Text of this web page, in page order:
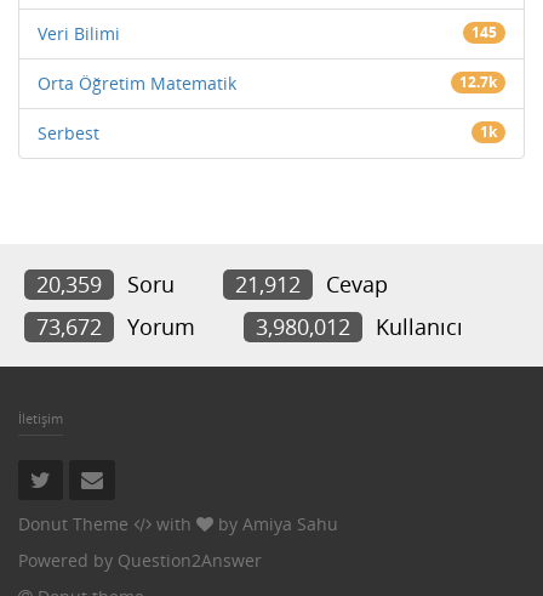
Veri Bilimi 145
Orta Öğretim Matematik 12.7k
Serbest 1k
20,359 Soru 21,912
Cevap
73,672
Yorum 3,980,012 Kullanıcı
İletişim
Donut Theme with by Amiya Sahu
Powered by Question2Answer